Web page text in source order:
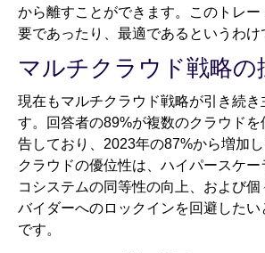
から離すことができます。このトレ
要であったり、最適であるというわけ
マルチクラウド戦略の
現在もマルチクラウド戦略が引き続き
す。回答者の89%が複数のクラウドを
告しており、2023年の87%から増加
クラウドの優位性は、ハイパースケ
コシステムの同等性の向上、および個
バイダーへのロックインを回避した
です。